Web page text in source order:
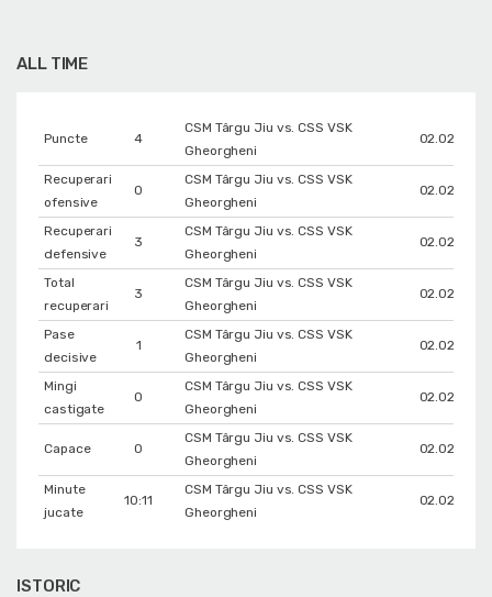
ALL TIME
Puncte 4
CSM Târgu Jiu vs. CSS VSK
Gheorgheni
02.02.2025
Recuperari
ofensive
0
CSM Târgu Jiu vs. CSS VSK
Gheorgheni
02.02.2025
Recuperari
defensive
3
CSM Târgu Jiu vs. CSS VSK
Gheorgheni
02.02.2025
Total
recuperari
3
CSM Târgu Jiu vs. CSS VSK
Gheorgheni
02.02.2025
Pase
decisive
1
CSM Târgu Jiu vs. CSS VSK
Gheorgheni
02.02.2025
Mingi
castigate
0
CSM Târgu Jiu vs. CSS VSK
Gheorgheni
02.02.2025
Capace 0
CSM Târgu Jiu vs. CSS VSK
Gheorgheni
02.02.2025
Minute
jucate
10:11
CSM Târgu Jiu vs. CSS VSK
Gheorgheni
02.02.2025
ISTORIC